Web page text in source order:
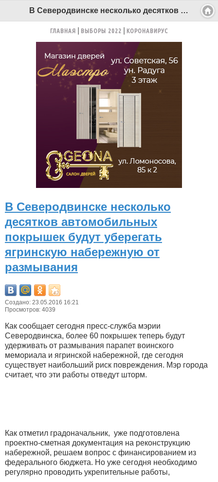
В Северодвинске несколько десятков автомобильных покрышек будут уберегать ягринскую набережную от размывания - Беломорканал Северодвинск tv29.ru
ГЛАВНАЯ ВЫБОРЫ 2022 КОРОНАВИРУС
В Северодвинске несколько
десятков автомобильных
покрышек будут уберегать
ягринскую набережную от
размывания
Создано: 23.05.2016 16:21
Просмотров: 4039
Как сообщает сегодня пресс-служба мэрии
Северодвинска, более 60 покрышек теперь будут
удерживать от размывания парапет воинского
мемориала и ягринской набережной, где сегодня
существует наибольший риск повреждения. Мэр города
считает, что эти работы отведут шторм.
Как отметил градоначальник, уже подготовлена
проектно-сметная документация на реконструкцию
набережной, решаем вопрос с финансированием из
федерального бюджета. Но уже сегодня необходимо
регулярно проводить укрепительные работы,